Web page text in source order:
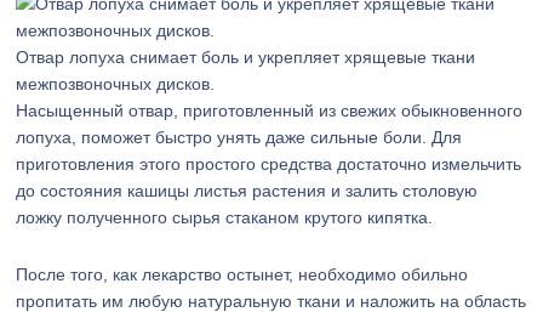
Отвар лопуха снимает боль и укрепляет хрящевые ткани
межпозвоночных дисков.
Насыщенный отвар, приготовленный из свежих обыкновенного
лопуха, поможет быстро унять даже сильные боли. Для
приготовления этого простого средства достаточно измельчить
до состояния кашицы листья растения и залить столовую
ложку полученного сырья стаканом крутого кипятка.
После того, как лекарство остынет, необходимо обильно
пропитать им любую натуральную ткани и наложить на область